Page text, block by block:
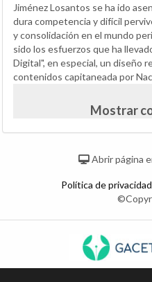
Jiménez Losantos se ha ido
dura competencia y difícil
y consolidación en el mundo
sido los esfuerzos que ha
Digital", en especial, un diseño
contenidos capitaneada por
Mostrar
Abrir página
Política de